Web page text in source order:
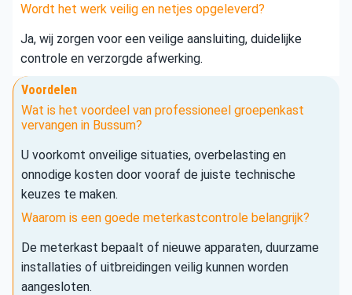
Wordt het werk veilig en netjes opgeleverd?
Ja, wij zorgen voor een veilige aansluiting, duidelijke
controle en verzorgde afwerking.
Voordelen
Wat is het voordeel van professioneel groepenkast
vervangen in Bussum?
U voorkomt onveilige situaties, overbelasting en
onnodige kosten door vooraf de juiste technische
keuzes te maken.
Waarom is een goede meterkastcontrole belangrijk?
De meterkast bepaalt of nieuwe apparaten, duurzame
installaties of uitbreidingen veilig kunnen worden
aangesloten.